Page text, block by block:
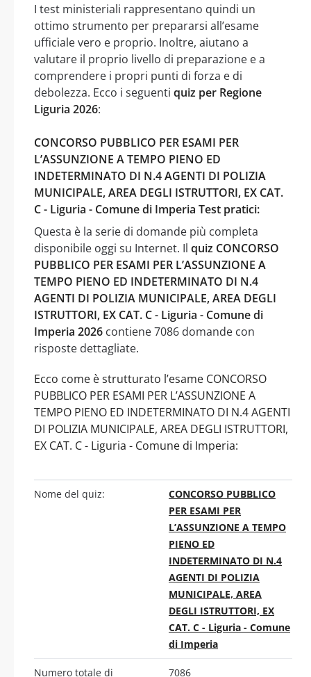
I test ministeriali rappresentano quindi un
ottimo strumento per prepararsi all’esame
ufficiale vero e proprio. Inoltre, aiutano a
valutare il proprio livello di preparazione e a
comprendere i propri punti di forza e di
debolezza. Ecco i seguenti quiz per Regione
Liguria 2026:
CONCORSO PUBBLICO PER ESAMI PER
L’ASSUNZIONE A TEMPO PIENO ED
INDETERMINATO DI N.4 AGENTI DI POLIZIA
MUNICIPALE, AREA DEGLI ISTRUTTORI, EX CAT.
C - Liguria - Comune di Imperia Test pratici:
Questa è la serie di domande più completa
disponibile oggi su Internet. Il quiz CONCORSO
PUBBLICO PER ESAMI PER L’ASSUNZIONE A
TEMPO PIENO ED INDETERMINATO DI N.4
AGENTI DI POLIZIA MUNICIPALE, AREA DEGLI
ISTRUTTORI, EX CAT. C - Liguria - Comune di
Imperia 2026 contiene 7086 domande con
risposte dettagliate.
Ecco come è strutturato l’esame CONCORSO
PUBBLICO PER ESAMI PER L’ASSUNZIONE A
TEMPO PIENO ED INDETERMINATO DI N.4 AGENTI
DI POLIZIA MUNICIPALE, AREA DEGLI ISTRUTTORI,
EX CAT. C - Liguria - Comune di Imperia:
Nome del quiz:
CONCORSO PUBBLICO
PER ESAMI PER
L’ASSUNZIONE A TEMPO
PIENO ED
INDETERMINATO DI N.4
AGENTI DI POLIZIA
MUNICIPALE, AREA
DEGLI ISTRUTTORI, EX
CAT. C - Liguria - Comune
di Imperia
Numero totale di
7086